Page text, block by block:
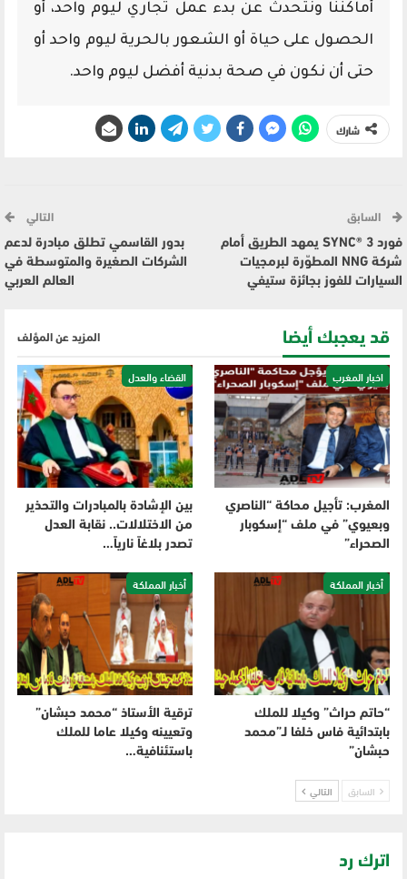
أماكننا ونتحدث عن بدء عمل تجاري ليوم واحد، أو
الحصول على حياة أو الشعور بالحرية ليوم واحد أو
حتى أن نكون في صحة بدنية أفضل ليوم واحد.
شارك
السابق
فورد SYNC® 3 يمهد الطريق أمام
شركة NNG المطوّرة لبرمجيات
السيارات للفوز بجائزة ستيفي
التالي
بدور القاسمي تطلق مبادرة لدعم
الشركات الصغيرة والمتوسطة في
العالم العربي
قد يعجبك أيضا المزيد عن المؤلف
اخبار المغرب
المغرب: تأجيل محاكة “الناصري
وبعيوي” في ملف “إسكوبار
الصحراء”
القضاء والعدل
بين الإشادة بالمبادرات والتحذير
من الاختلالات.. نقابة العدل
تصدر بلاغاً نارياً…
أخبار المملكة
“حاتم حراث” وكيلا للملك
بابتدائية فاس خلفا لـ”محمد
حبشان”
أخبار المملكة
ترقية الأستاذ “محمد حبشان”
وتعيينه وكيلا عاما للملك
باستئنافية…
السابق التالي
اترك رد